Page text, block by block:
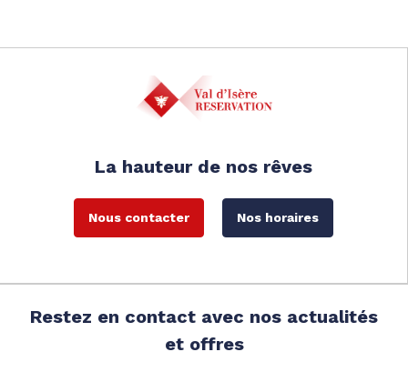
La hauteur de nos rêves
Nous contacter Nos horaires
Restez en contact avec nos actualités
et offres